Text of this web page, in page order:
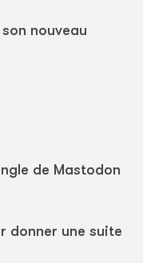
nouveau
de Mastodon
donner une suite